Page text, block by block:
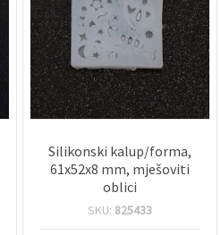
Silikonski kalup/forma,
61x52x8 mm, mješoviti
oblici
SKU: 825433